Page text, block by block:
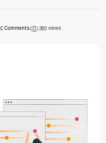
0Comments 383views